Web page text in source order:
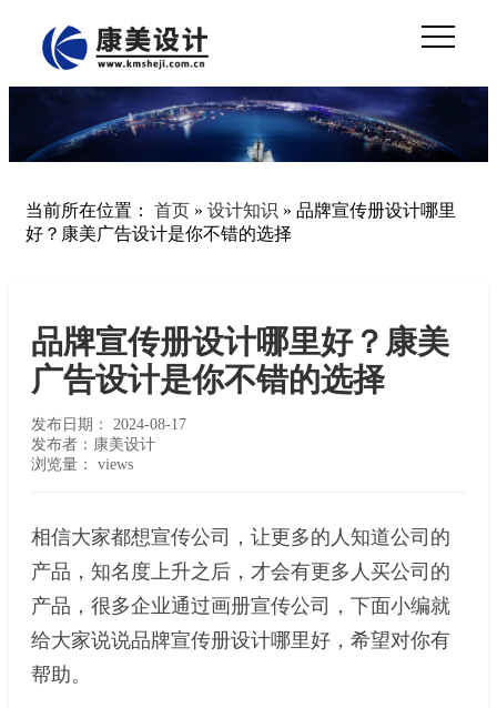
当前所在位置： 首页 » 设计知识 » 品牌宣传册设计哪里
好？康美广告设计是你不错的选择
品牌宣传册设计哪里好？康美
广告设计是你不错的选择
发布日期： 2024-08-17
发布者：康美设计
浏览量： views
相信大家都想宣传公司，让更多的人知道公司的
产品，知名度上升之后，才会有更多人买公司的
产品，很多企业通过画册宣传公司，下面小编就
给大家说说品牌宣传册设计哪里好，希望对你有
帮助。